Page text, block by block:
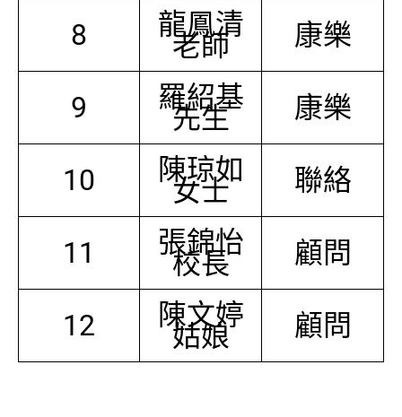
8 龍鳳清
老師 康樂
9 羅紹基
先生 康樂
10 陳琼如
女士 聯絡
11 張錦怡
校長 顧問
12 陳文婷
姑娘 顧問